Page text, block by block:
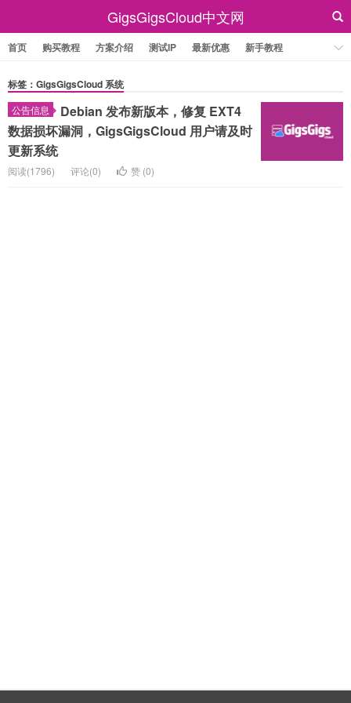
GigsGigsCloud中文网
首页 购买教程 方案介绍 测试IP 最新优惠 新手教程
标签：GigsGigsCloud 系统
公告信息
Debian 发布新版本，修复 EXT4
数据损坏漏洞，GigsGigsCloud 用户请及时
更新系统
阅读(1796) 评论(0) 赞 (0)